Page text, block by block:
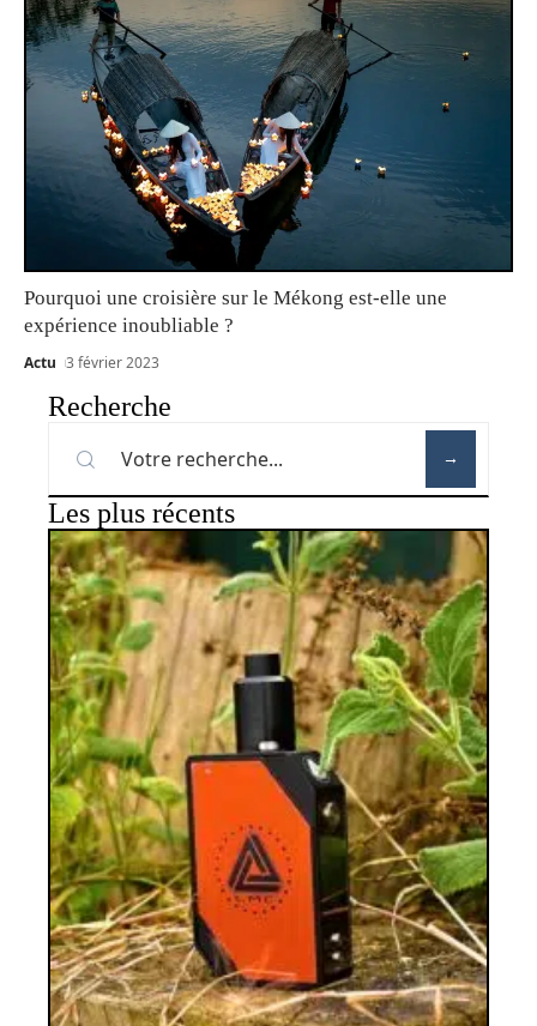
Pourquoi une croisière sur le Mékong est-elle une
expérience inoubliable ?
Actu 3 février 2023
Recherche
Les plus récents